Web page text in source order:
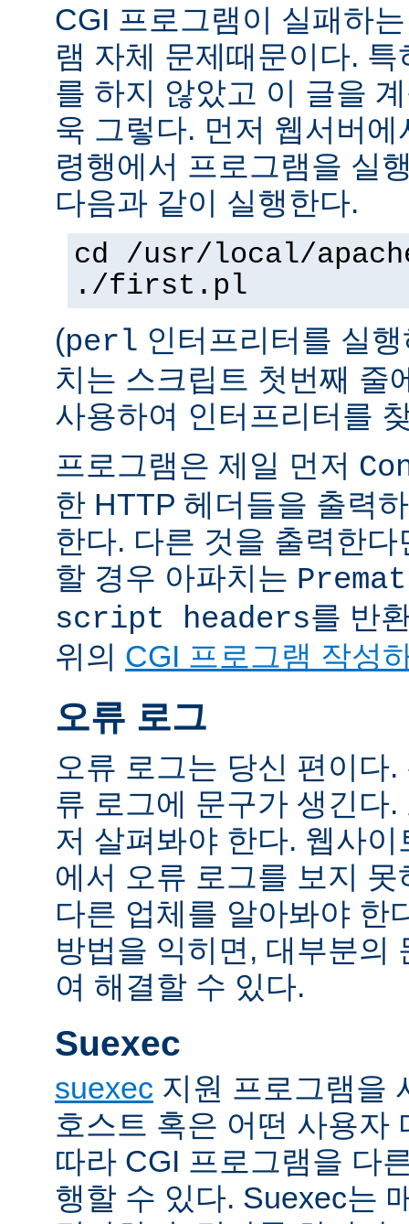
CGI 프로그램이 실패하
램 자체 문제때문이다.
를 하지 않았고 이 글을
욱 그렇다. 먼저 웹서버
령행에서 프로그램을 실
다음과 같이 실행한다.
cd /usr/local/
./first.pl
(perl 인터프리터를 실
치는 스크립트 첫번째 줄
사용하여 인터프리터를
프로그램은 제일 먼저
한 HTTP 헤더들을 출력
한다. 다른 것을 출력한
할 경우 아파치는
script headers를 반
위의 CGI 프로그램 작성
오류 로그
오류 로그는 당신 편이다
류 로그에 문구가 생긴다
저 살펴봐야 한다. 웹사
에서 오류 로그를 보지
다른 업체를 알아봐야 한
방법을 익히면, 대부분의
여 해결할 수 있다.
Suexec
suexec 지원 프로그램을
호스트 혹은 어떤 사용자
따라 CGI 프로그램을 다
행할 수 있다. Suexec는